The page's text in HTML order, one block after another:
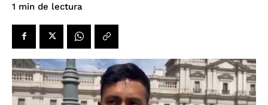
1 min de lectura